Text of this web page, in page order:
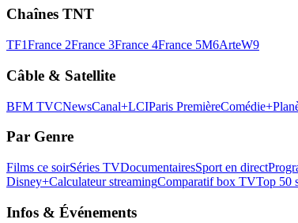
Chaînes TNT
TF1France 2France 3France 4France 5M6ArteW9
Câble & Satellite
BFM TVCNewsCanal+LCIParis PremièreComédie+
Par Genre
Films ce soirSéries TVDocumentairesSport en direct
Disney+Calculateur streamingComparatif box TVTop 50
Infos & Événements